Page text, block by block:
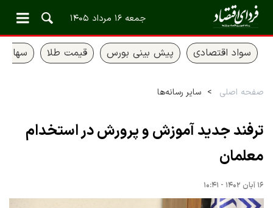
جمعه ۱۶ مرداد ۱۴۰۵
سواد اقتصادی پیش بینی بورس قیمت طلا سهام
صفحه اصلی سایر رسانه‌ها
ترفند جدید آموزش و پرورش در استخدام
معلمان
۱۶ آبان ۱۴۰۲ - ۱۰:۴۱